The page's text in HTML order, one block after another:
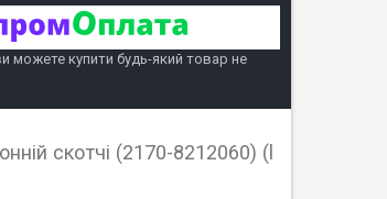
можете купити будь-який товар не
скотчі (2170-8212060) (l